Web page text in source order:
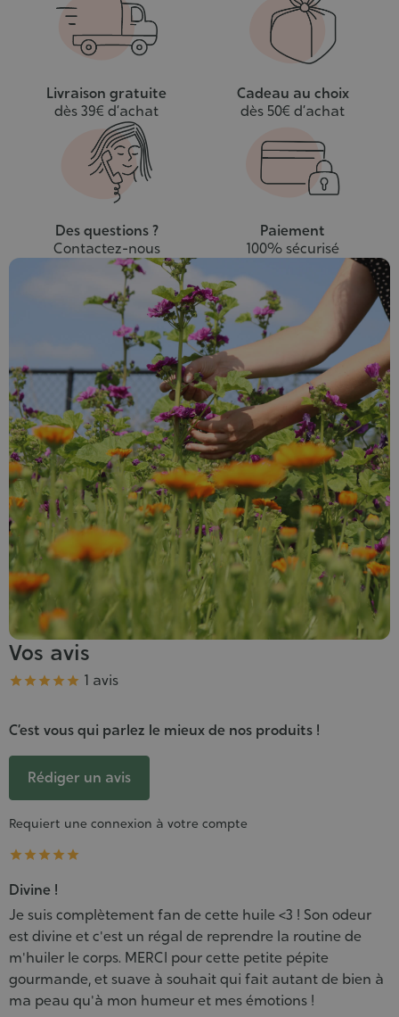
panier
Livraison gratuite
dès 39€ d’achat
Cadeau au choix
dès 50€ d’achat
Des questions ?
Contactez-nous
Paiement
100% sécurisé
Vos avis
Note
     1 avis
C’est vous qui parlez le mieux de nos produits !
Rédiger un avis
Requiert une connexion à votre compte
    
Divine !
Je suis complètement fan de cette huile <3 ! Son odeur
est divine et c'est un régal de reprendre la routine de
m'huiler le corps. MERCI pour cette petite pépite
gourmande, et suave à souhait qui fait autant de bien à
ma peau qu'à mon humeur et mes émotions !